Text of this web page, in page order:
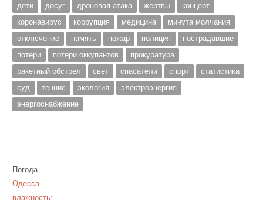
дети
досуг дроновая атака жертвы
концерт
коронавирус
коррупция медицина
минута молчания
отключение
память пожар полиция
пострадавшие
потери
потери оккупантов
прокуратура
ракетный обстрел
свет спасатели спорт
статистика
суд
теннис экология
электроэнергия
энергоснабжение
Погода
Одесса
влажность: